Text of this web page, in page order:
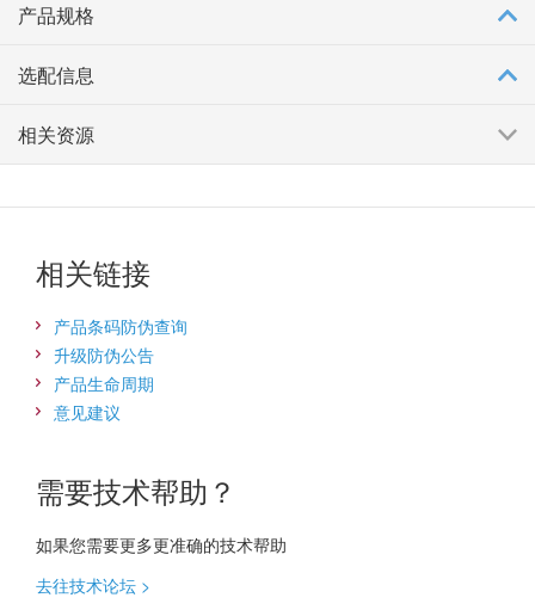
产品规格
选配信息
相关资源
相关链接
产品条码防伪查询
升级防伪公告
产品生命周期
意见建议
需要技术帮助？
如果您需要更多更准确的技术帮助
去往技术论坛 >